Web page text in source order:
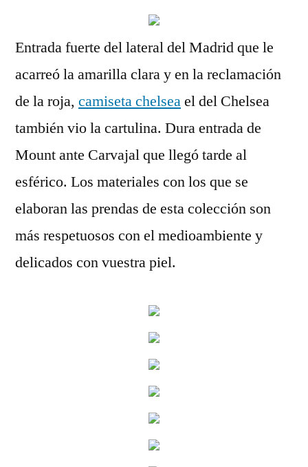
Entrada fuerte del lateral del Madrid que le
acarreó la amarilla clara y en la reclamación
de la roja, camiseta chelseael del Chelsea
también vio la cartulina. Dura entrada de
Mount ante Carvajal que llegó tarde al
esférico. Los materiales con los que se
elaboran las prendas de esta colección son
más respetuosos con el medioambiente y
delicados con vuestra piel.